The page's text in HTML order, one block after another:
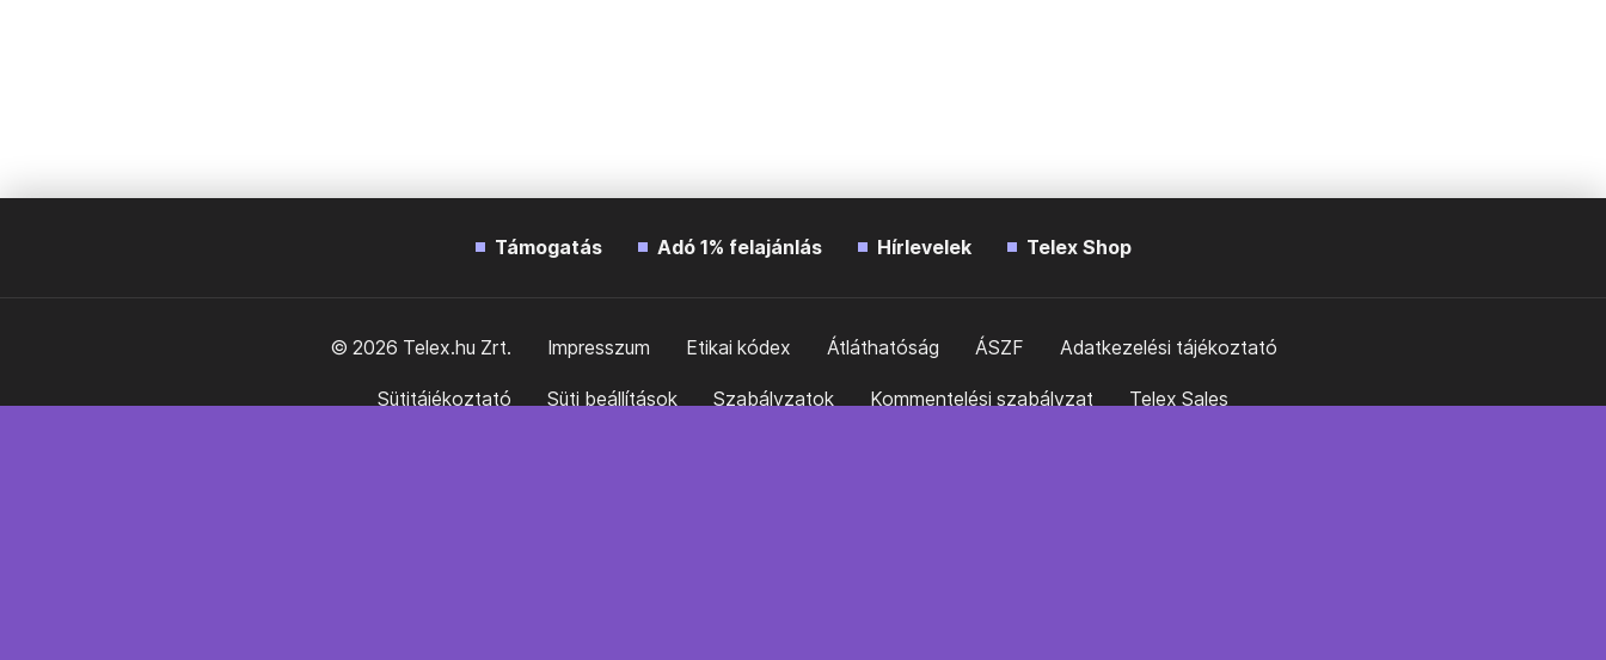
Támogatás Adó 1% felajánlás Hírlevelek Telex Shop
© 2026 Telex.hu Zrt. Impresszum Etikai kódex Átláthatóság ÁSZF Adatkezelési tájékoztató
Sütitájékoztató Süti beállítások Szabályzatok Kommentelési szabályzat Telex Sales